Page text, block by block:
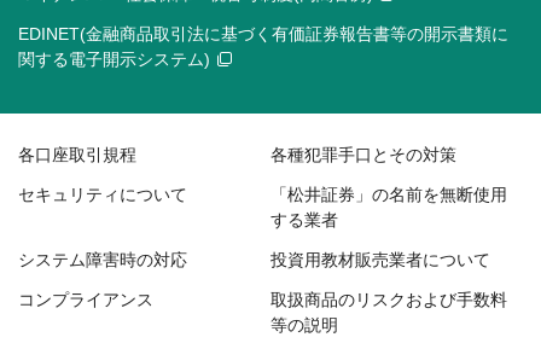
EDINET(金融商品取引法に基づく有価証券報告書等の開示書類に
関する電子開示システム)
各口座取引規程 各種犯罪手口とその対策
セキュリティについて
「松井証券」の名前を無断使用
する業者
システム障害時の対応 投資用教材販売業者について
コンプライアンス
取扱商品のリスクおよび手数料
等の説明